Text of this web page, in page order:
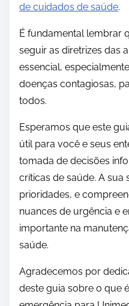
de cuidados de saúde.
É fundamental lembrar
seguir as diretrizes das
essencial,
doenças contagiosas,
todos.
Esperamos que este
útil para você e seus
tomada de decisões
críticas de saúde. A sua
prioridades, e
nuances de urgência e
importante na
saúde.
Agradecemos por
deste guia sobre o que